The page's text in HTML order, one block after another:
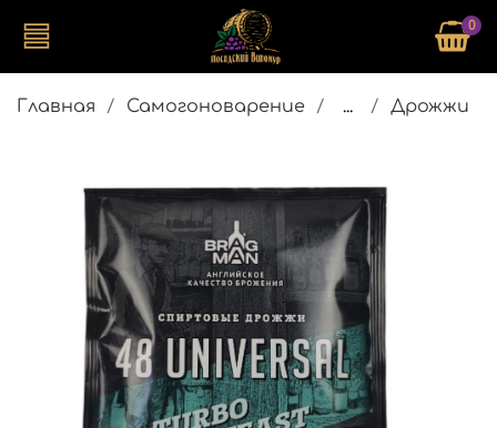
0
Главная Самогоноварение ... Дрожжи